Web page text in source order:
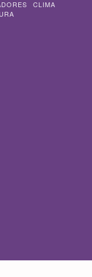
CLIMA